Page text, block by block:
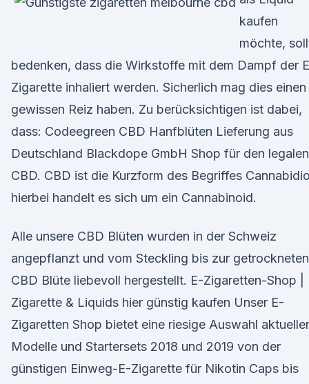
kaufen
möchte,
bedenken, dass die Wirkstoffe mit dem Dampf der
Zigarette inhaliert werden. Sicherlich mag dies einen
gewissen Reiz haben. Zu berücksichtigen ist dabei,
dass: Codeegreen CBD Hanfblüten Lieferung aus
Deutschland Blackdope GmbH Shop für den legalen
CBD. CBD ist die Kurzform des Begriffes
hierbei handelt es sich um ein Cannabinoid.
Alle unsere CBD Blüten wurden in der Schweiz
angepflanzt und vom Steckling bis zur getrockneten
CBD Blüte liebevoll hergestellt. E-Zigaretten-Shop |
Zigarette & Liquids hier günstig kaufen Unser E-
Zigaretten Shop bietet eine riesige Auswahl aktueller
Modelle und Startersets 2018 und 2019 von der
günstigen Einweg-E-Zigarette für Nikotin Caps bis